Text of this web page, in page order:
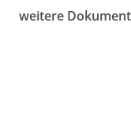
weitere